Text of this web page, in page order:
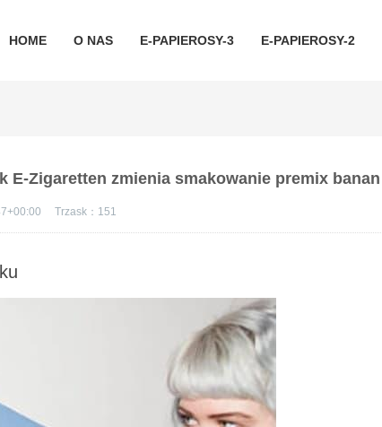
HOME O NAS E-PAPIEROSY-3 E-PAPIEROSY-2
Zigaretten zmienia smakowanie premix banan
Trzask： 151